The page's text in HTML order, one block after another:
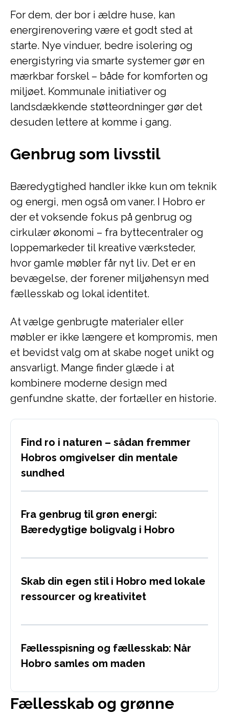
For dem, der bor i ældre huse, kan
energirenovering være et godt sted at
starte. Nye vinduer, bedre isolering og
energistyring via smarte systemer gør en
mærkbar forskel – både for komforten og
miljøet. Kommunale initiativer og
landsdækkende støtteordninger gør det
desuden lettere at komme i gang.
Genbrug som livsstil
Bæredygtighed handler ikke kun om teknik
og energi, men også om vaner. I Hobro er
der et voksende fokus på genbrug og
cirkulær økonomi – fra byttecentraler og
loppemarkeder til kreative værksteder,
hvor gamle møbler får nyt liv. Det er en
bevægelse, der forener miljøhensyn med
fællesskab og lokal identitet.
At vælge genbrugte materialer eller
møbler er ikke længere et kompromis, men
et bevidst valg om at skabe noget unikt og
ansvarligt. Mange finder glæde i at
kombinere moderne design med
genfundne skatte, der fortæller en historie.
Find ro i naturen – sådan fremmer
Hobros omgivelser din mentale
sundhed
Fra genbrug til grøn energi:
Bæredygtige boligvalg i Hobro
Skab din egen stil i Hobro med lokale
ressourcer og kreativitet
Fællesspisning og fællesskab: Når
Hobro samles om maden
Fællesskab og grønne